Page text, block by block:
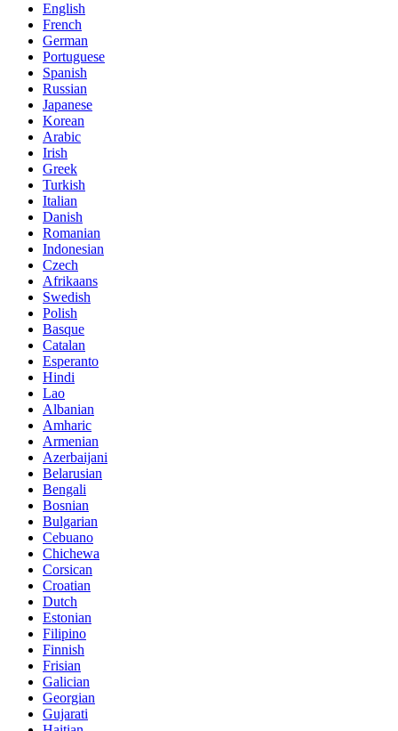
English
French
German
Portuguese
Spanish
Russian
Japanese
Korean
Arabic
Irish
Greek
Turkish
Italian
Danish
Romanian
Indonesian
Czech
Afrikaans
Swedish
Polish
Basque
Catalan
Esperanto
Hindi
Lao
Albanian
Amharic
Armenian
Azerbaijani
Belarusian
Bengali
Bosnian
Bulgarian
Cebuano
Chichewa
Corsican
Croatian
Dutch
Estonian
Filipino
Finnish
Frisian
Galician
Georgian
Gujarati